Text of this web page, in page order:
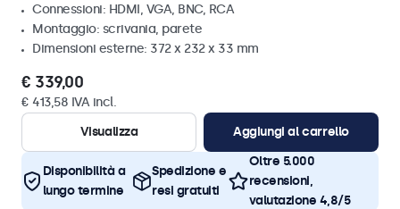
Connessioni: HDMI, VGA, BNC, RCA
Montaggio: scrivania, parete
Dimensioni esterne: 372 x 232 x 33 mm
€ 339,00
€ 413,58 IVA incl.
Visualizza
Aggiungi al carrello
Disponibilità a
lungo termine
Spedizione e
resi gratuiti
Oltre 5.000
recensioni,
valutazione 4,8/5